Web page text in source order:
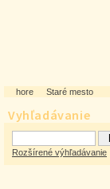
Vyhľadávanie
Rozšírené výhľadávanie
hore Staré mesto